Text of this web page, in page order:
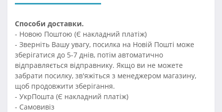
Способи доставки.
- Новою Поштою (Є накладний платіж)
- Зверніть Вашу увагу, посилка на Новій Пошті може
зберігатися до 5-7 днів, потім автоматично
відправляється відправнику. Якщо ви не можете
забрати посилку, зв'яжіться з менеджером магазину,
щоб продовжити зберігання.
- УкрПошта (Є накладний платіж)
- Самовивіз